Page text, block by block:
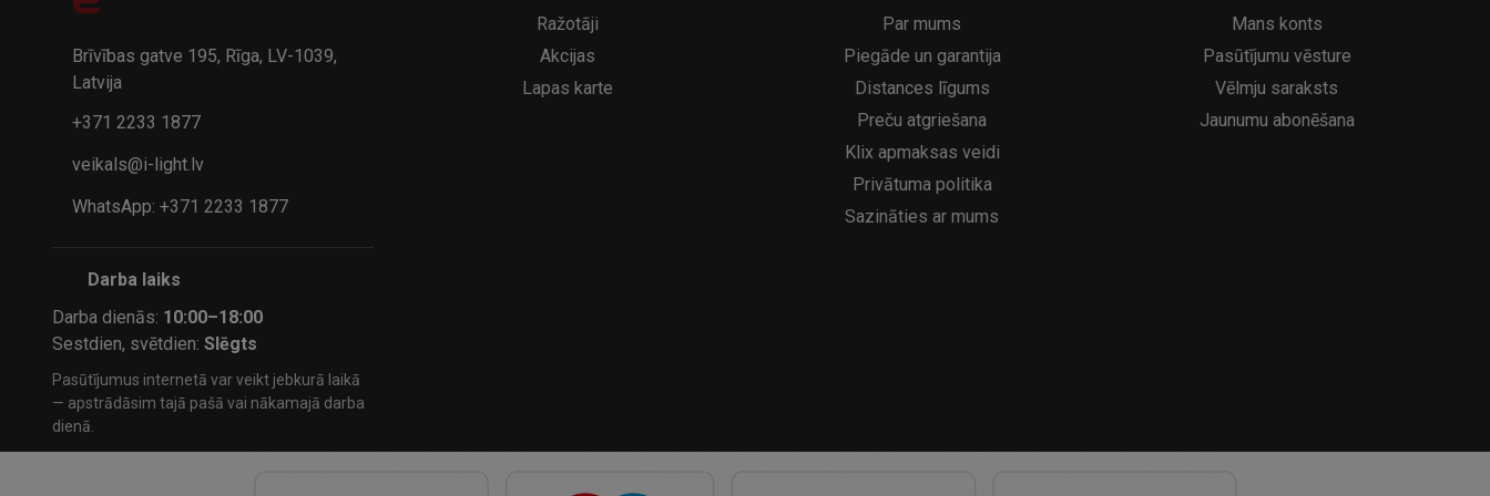
32.95€
29.95€ 21.95€ 8.95€
Brīvības gatve 195, Rīga, LV-1039,
Latvija
+371 2233 1877
veikals@i-light.lv
WhatsApp: +371 2233 1877
Darba laiks
Darba dienās: 10:00–18:00
Sestdien, svētdien:Slēgts
Pasūtījumus internetā var veikt jebkurā laikā
— apstrādāsim tajā pašā vai nākamajā darba
dienā.
Ražotāji
Akcijas
Lapas karte
Par mums
Piegāde un garantija
Distances līgums
Preču atgriešana
Klix apmaksas veidi
Privātuma politika
Sazināties ar mums
Mans konts
Pasūtījumu vēsture
Vēlmju saraksts
Jaunumu abonēšana